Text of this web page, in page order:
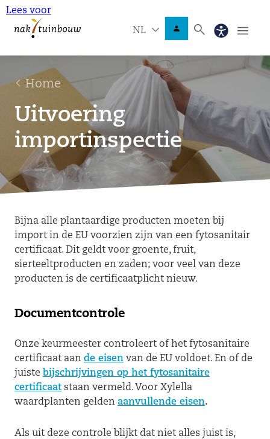
Lees voor
NL
Home
Uitvoering
importinspectie
Bijna alle plantaardige producten moeten bij
import in de EU voorzien zijn van een fytosanitair
certificaat. Dit geldt voor groente, fruit,
sierteeltproducten en zaden; voor veel van deze
producten is de certificaatplicht nieuw.
Documentcontrole
Onze keurmeester controleert of het fytosanitaire
certificaat aan de eisen van de EU voldoet. En of de
juiste bijschrijvingen op het fytosanitaire
certificaat staan vermeld. Voor Xylella
waardplanten gelden aanvullende eisen.
Als uit deze controle blijkt dat niet alles juist is,